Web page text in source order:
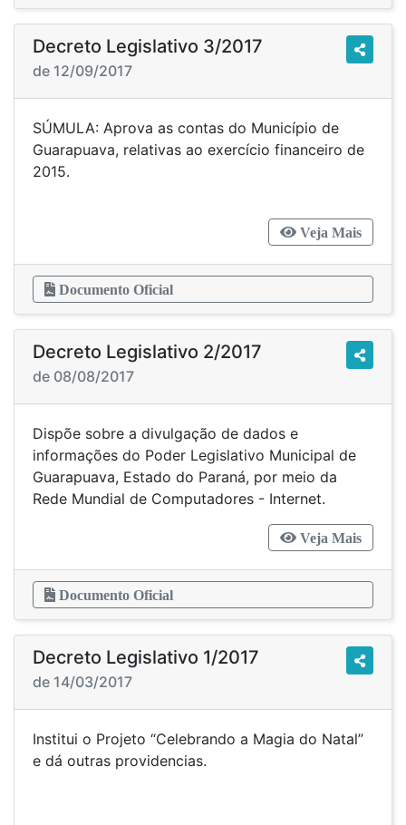
Decreto Legislativo 3/2017
de 12/09/2017
SÚMULA: Aprova as contas do Município de
Guarapuava, relativas ao exercício financeiro de
2015.
Veja Mais
Documento Oficial
Decreto Legislativo 2/2017
de 08/08/2017
Dispõe sobre a divulgação de dados e
informações do Poder Legislativo Municipal de
Guarapuava, Estado do Paraná, por meio da
Rede Mundial de Computadores - Internet.
Veja Mais
Documento Oficial
Decreto Legislativo 1/2017
de 14/03/2017
Institui o Projeto “Celebrando a Magia do Natal”
e dá outras providencias.